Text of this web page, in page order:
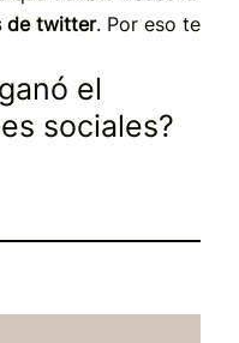
de twitter. Por eso te
el
sociales?